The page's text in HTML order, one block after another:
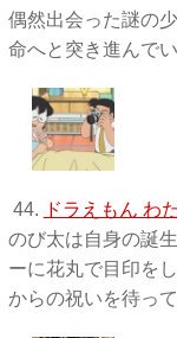
偶然出会った謎の
命へと突き進んで
44. ドラえもん わ
のび太は自身の誕
ーに花丸で目印を
からの祝いを待っ